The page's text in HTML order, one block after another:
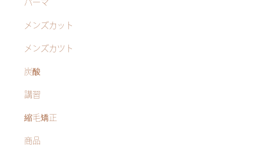
パーマ
メンズカット
メンズカツト
炭酸
講習
縮毛矯正
商品